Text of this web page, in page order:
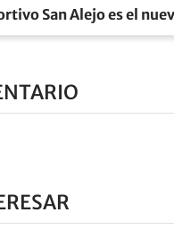
San Alejo es el